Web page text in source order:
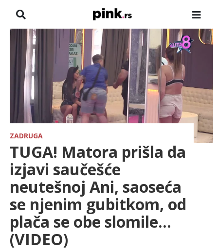
NASLOVNA
VESTI
ZADRUGA
SHOWBIZ
HRONIKA
FARMERI
TV
SPORT
LIFESTYLE
ZADRUGA
TUGA! Matora prišla da
izjavi saučešće
neutešnoj Ani, saoseća
se njenim gubitkom, od
plača se obe slomile...
(VIDEO)